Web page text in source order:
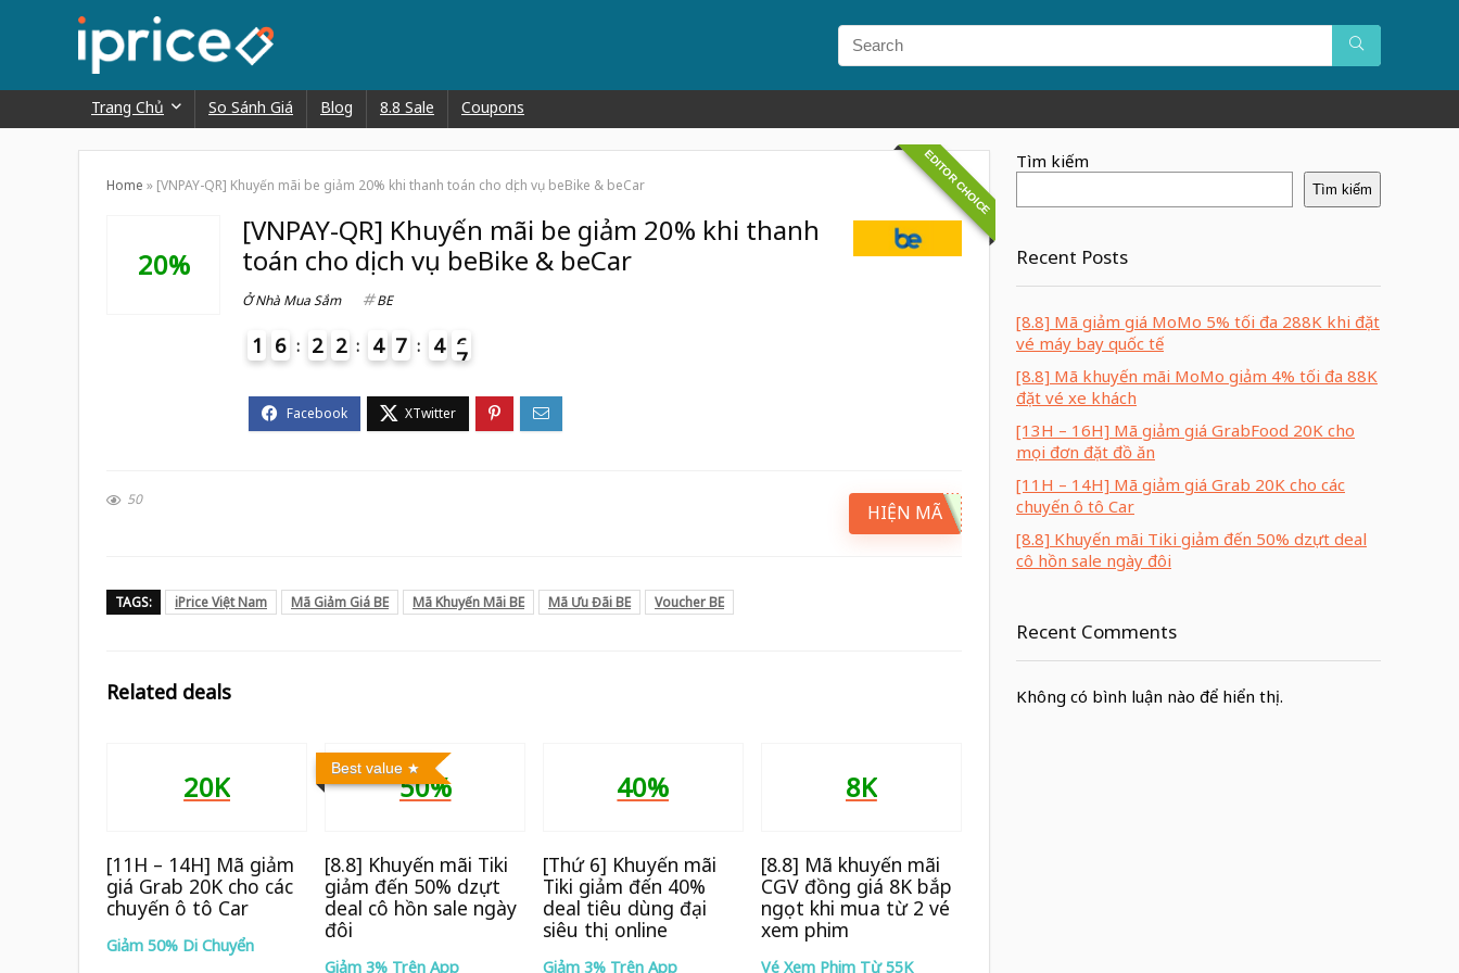
Trang Chủ So Sánh Giá Blog 8.8 Sale Coupons
Home » [VNPAY-QR] Khuyến mãi be giảm 20% khi thanh toán cho dịch vụ beBike & beCar EDITOR CHOICE
20%
[VNPAY-QR] Khuyến mãi be giảm 20% khi thanh
toán cho dịch vụ beBike & beCar
Ở Nhà Mua Sắm BE
1 6 2 2 4 7 4 6
50
HIỆN MÃ
TAGS: iPrice Việt Nam Mã Giảm Giá BE Mã Khuyến Mãi BE Mã Ưu Đãi BE Voucher BE
Related deals
20K
[11H – 14H] Mã giảm
giá Grab 20K cho các
chuyến ô tô Car
Giảm 50% Di Chuyển
Best value
50%
[8.8] Khuyến mãi Tiki
giảm đến 50% dzựt
deal cô hồn sale ngày
đôi
Giảm 3% Trên App
40%
[Thứ 6] Khuyến mãi
Tiki giảm đến 40%
deal tiêu dùng đại
siêu thị online
Giảm 3% Trên App
8K
[8.8] Mã khuyến mãi
CGV đồng giá 8K bắp
ngọt khi mua từ 2 vé
xem phim
Vé Xem Phim Từ 55K
Tìm kiếm
Tìm kiếm
Recent Posts
[8.8] Mã giảm giá MoMo 5% tối đa 288K khi đặt
vé máy bay quốc tế
[8.8] Mã khuyến mãi MoMo giảm 4% tối đa 88K
đặt vé xe khách
[13H – 16H] Mã giảm giá GrabFood 20K cho
mọi đơn đặt đồ ăn
[11H – 14H] Mã giảm giá Grab 20K cho các
chuyến ô tô Car
[8.8] Khuyến mãi Tiki giảm đến 50% dzựt deal
cô hồn sale ngày đôi
Recent Comments
Không có bình luận nào để hiển thị.